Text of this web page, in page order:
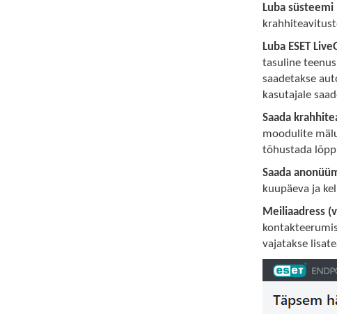
Luba süsteemi
Luba ESET
tasuline
saadetakse
kasutajale
Saada
moodulite
tõhustada
Saada
kuupäeva ja
Meiliaadress
vajatakse